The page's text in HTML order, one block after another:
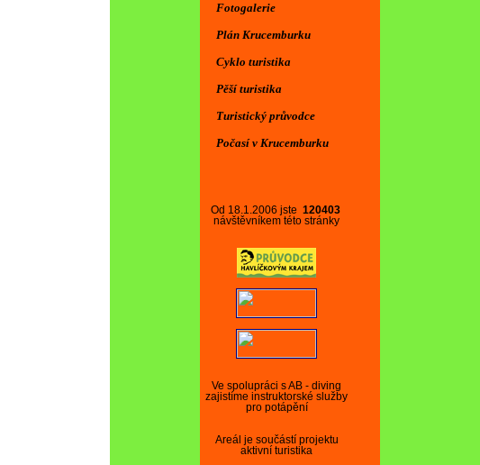
Od 18.1.2006 jste 120403
návštěvníkem této stránky
Ve spolupráci s AB - diving
zajistíme instruktorské služby
pro potápění
Areál je součástí projektu
aktivní turistika
Fotogalerie
Plán Krucemburku
Cyklo turistika
Pěší turistika
Turistický průvodce
Počasí v Krucemburku